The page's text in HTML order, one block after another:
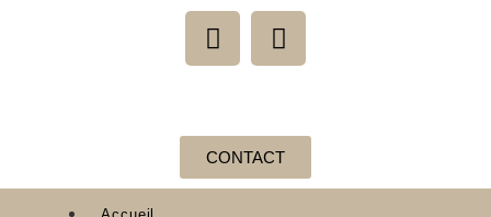
CONTACT